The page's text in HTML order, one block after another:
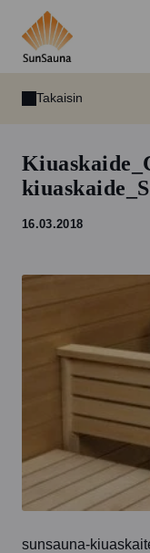
Takaisin
16.03.2018
sunsauna-